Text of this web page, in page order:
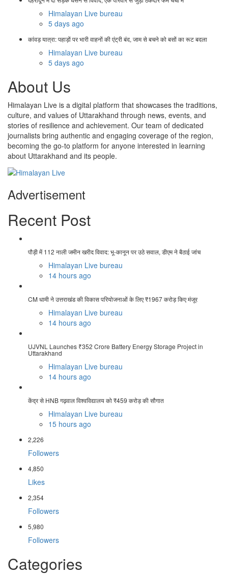
Himalayan Live bureau
5 days ago
कांवड़ यात्रा: पहाड़ों पर भारी वाहनों की एंट्री बंद, जाम से बचने को बसों का रूट बदला
Himalayan Live bureau
5 days ago
About Us
Himalayan Live is a digital platform that showcases the traditions,
culture, and values of Uttarakhand through news, events, and
stories of resilience and achievement. Our team of dedicated
journalists bring authentic and engaging coverage of the region,
becoming the go-to platform for anyone interested in learning
about Uttarakhand and its people.
Advertisement
Recent Post
पौड़ी में 112 नाली जमीन खरीद विवाद: भू-कानून पर उठे सवाल, डीएम ने बैठाई जांच
Himalayan Live bureau
14 hours ago
CM धामी ने उत्तराखंड की विकास परियोजनाओं के लिए ₹1967 करोड़ किए मंजूर
Himalayan Live bureau
14 hours ago
UJVNL Launches ₹352 Crore Battery Energy Storage Project in
Uttarakhand
Himalayan Live bureau
14 hours ago
केंद्र से HNB गढ़वाल विश्वविद्यालय को ₹459 करोड़ की सौगात
Himalayan Live bureau
15 hours ago
2,226
Followers
4,850
Likes
2,354
Followers
5,980
Followers
Categories